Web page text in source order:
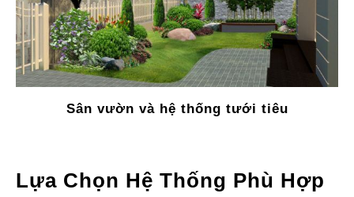
Sân vườn và hệ thống tưới tiêu
Lựa Chọn Hệ Thống Phù Hợp